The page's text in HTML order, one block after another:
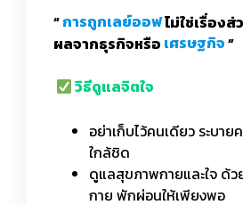
“การถูกเลย์ออฟไม่ใช่เรื่อง
ผลจากธุรกิจหรือ เศรษฐกิจ”
วิธีดูแลจิตใจ
อย่าเก็บไว้คนเดียว ระบา
ใกล้ชิด
ดูแลสุขภาพกายและใจ ด้ว
กาย พักผ่อนให้เพียงพอ